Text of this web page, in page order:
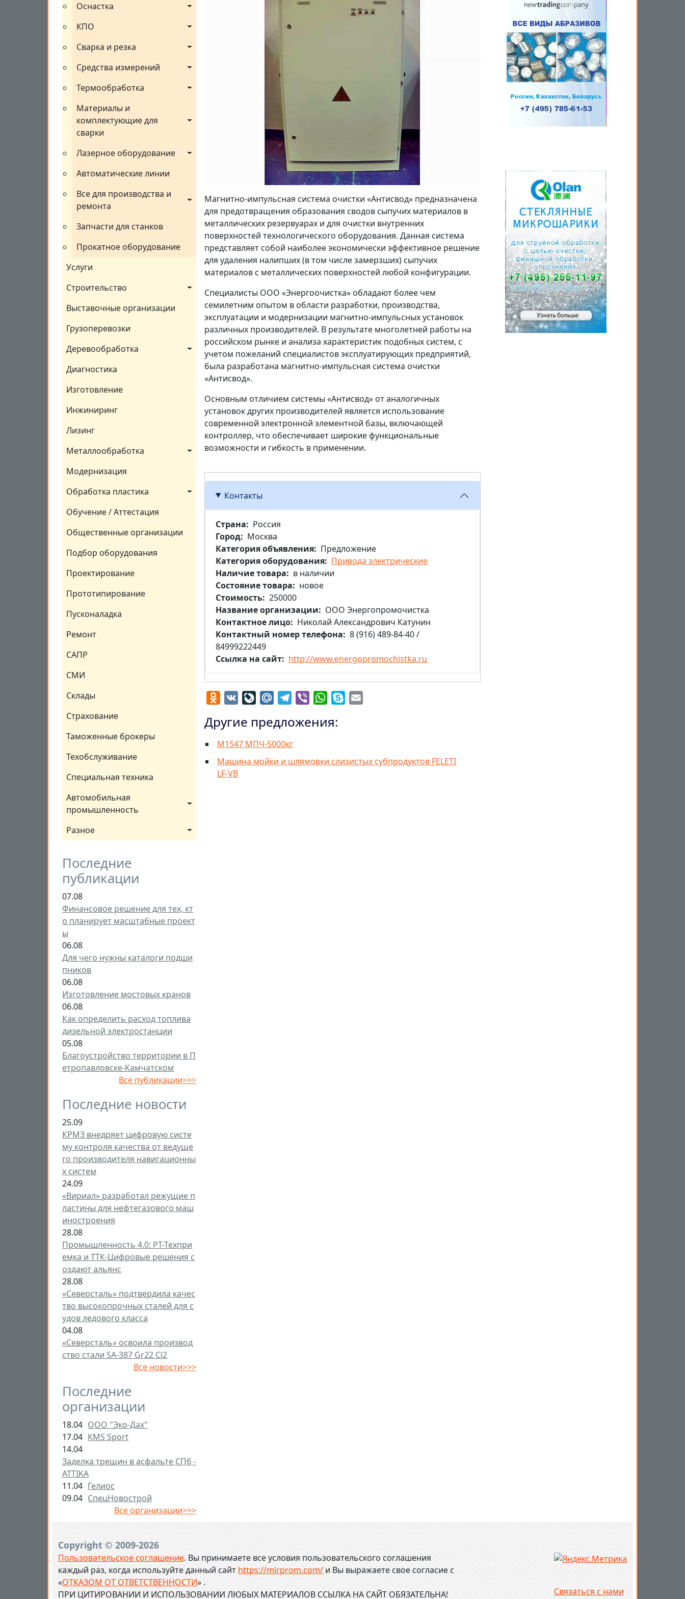
Оснастка
КПО
Сварка и резка
Средства измерений
Термообработка
Материалы и
комплектующие для
сварки
Лазерное оборудование
Автоматические линии
Все для производства и
ремонта
Запчасти для станков
Прокатное оборудование
Услуги
Строительство
Выставочные организации
Грузоперевозки
Деревообработка
Диагностика
Изготовление
Инжиниринг
Лизинг
Металлообработка
Модернизация
Обработка пластика
Обучение / Аттестация
Общественные организации
Подбор оборудования
Проектирование
Прототипирование
Пусконаладка
Ремонт
САПР
СМИ
Склады
Страхование
Таможенные брокеры
Техобслуживание
Специальная техника
Автомобильная
промышленность
Разное
Последние
публикации
07.08
Финансовое решение для тех, кт
о планирует масштабные проект
ы
06.08
Для чего нужны каталоги подши
пников
06.08
Изготовление мостовых кранов
06.08
Как определить расход топлива
дизельной электростанции
05.08
Благоустройство территории в П
етропавловске-Камчатском
Все публикации>>>
Последние новости
25.09
КРМЗ внедряет цифровую систе
му контроля качества от ведуще
го производителя навигационны
х систем
24.09
«Вириал» разработал режущие п
ластины для нефтегазового маш
иностроения
28.08
Промышленность 4.0: РТ-Техпри
емка и ТТК-Цифровые решения с
оздают альянс
28.08
«Северсталь» подтвердила качес
тво высокопрочных сталей для с
удов ледового класса
04.08
«Северсталь» освоила производ
ство стали SA-387 Gr22 Cl2
Все новости>>>
Последние
организации
18.04 ООО "Эко-Дах"
17.04 KMS Sport
14.04
Заделка трещин в асфальте СПб -
ATTIKA
11.04 Гелиос
09.04 СпецНовострой
Все организации>>>
Магнитно-импульсная система очистки «Антисвод» предназначена
для предотвращения образования сводов сыпучих материалов в
металлических резервуарах и для очистки внутренних
поверхностей технологического оборудования. Данная система
представляет собой наиболее экономически эффективное решение
для удаления налипших (в том числе замерзших) сыпучих
материалов с металлических поверхностей любой конфигурации.
Специалисты ООО «Энергоочистка» обладают более чем
семилетним опытом в области разработки, производства,
эксплуатации и модернизации магнитно-импульсных установок
различных производителей. В результате многолетней работы на
российском рынке и анализа характеристик подобных систем, с
учетом пожеланий специалистов эксплуатирующих предприятий,
была разработана магнитно-импульсная система очистки
«Антисвод».
Основным отличием системы «Антисвод» от аналогичных
установок других производителей является использование
современной электронной элементной базы, включающей
контроллер, что обеспечивает широкие функциональные
возможности и гибкость в применении.
Контакты
Страна
Россия
Город
Москва
Категория объявления
Предложение
Категория оборудования
Привода электрические
Наличие товара
в наличии
Состояние товара
новое
Стоимость 250000
Название организации
ООО Энергопромочистка
Контактное лицо
Николай Александрович Катунин
Контактный номер телефона
8 (916) 489-84-40 /
84999222449
Ссылка на сайт
http://www.energopromochistka.ru
Odnoklassniki
VK LiveJournal
Mail.RuTelegram
Viber WhatsApp
Skype
Другие предложения:
М1547 МПЧ-5000кг
Машина мойки и шлямовки слизистых субпродуктов FELETI
LF-VB
Copyright © 2009-2026
Пользовательское соглашение. Вы принимаете все условия пользовательского соглашения
каждый раз, когда используйте данный сайт https://mirprom.com/ и Вы выражаете свое согласие с
«ОТКАЗОМ ОТ ОТВЕТСТВЕННОСТИ» .
ПРИ ЦИТИРОВАНИИ И ИСПОЛЬЗОВАНИИ ЛЮБЫХ МАТЕРИАЛОВ ССЫЛКА НА САЙТ ОБЯЗАТЕЛЬНА!
Связаться с нами